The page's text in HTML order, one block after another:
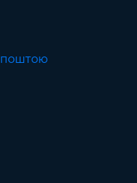
поштою